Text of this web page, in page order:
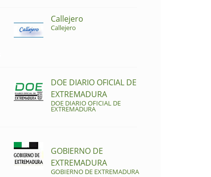
Callejero
Callejero
DOE DIARIO OFICIAL DE
EXTREMADURA
DOE DIARIO OFICIAL DE
EXTREMADURA
GOBIERNO DE
EXTREMADURA
GOBIERNO DE EXTREMADURA